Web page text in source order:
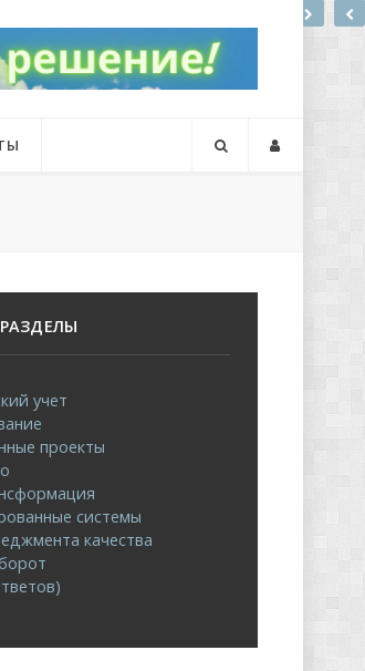
учет
проекты
системы
качества